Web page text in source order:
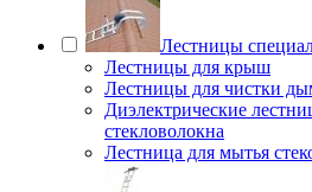
Лестницы
Лестницы для крыш
Лестницы для чистки
Диэлектрические
стекловолокна
Лестница для мытья